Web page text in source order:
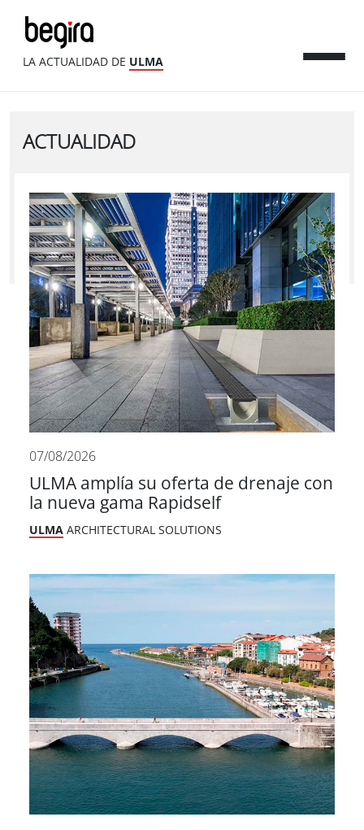
LA ACTUALIDAD DE ULMA
ACTUALIDAD
07/08/2026
ULMA amplía su oferta de drenaje con
la nueva gama Rapidself
ULMA ARCHITECTURAL SOLUTIONS